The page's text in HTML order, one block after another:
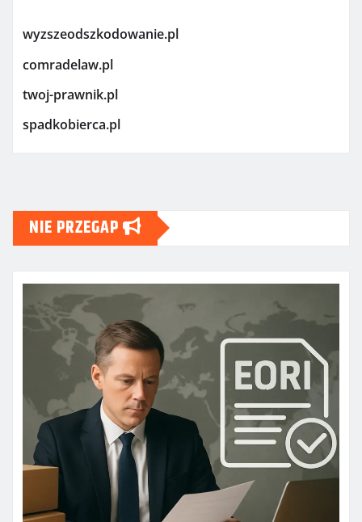
wyzszeodszkodowanie.pl
comradelaw.pl
twoj-prawnik.pl
spadkobierca.pl
NIE PRZEGAP